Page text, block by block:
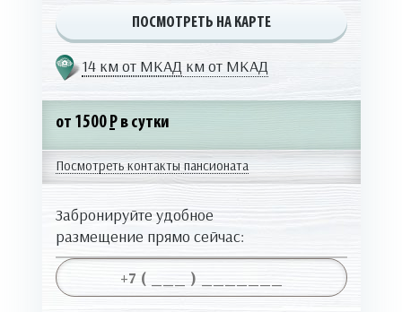
ПОСМОТРЕТЬ НА КАРТЕ
14 км от МКАДкм от МКАД
от 1500 Р в сутки
Посмотреть контакты пансионата
Забронируйте удобное
размещение прямо сейчас: